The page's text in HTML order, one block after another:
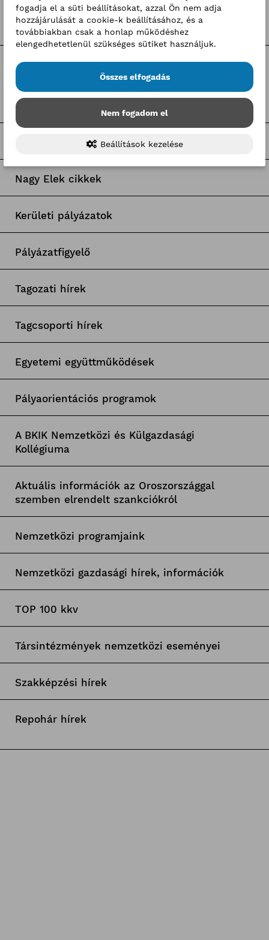
BKIK hírek
Címkék
Pályaorientációs hírek
BKIK Szakképzési Iroda pályázatok
Nagy Elek cikkek
Kerületi pályázatok
Pályázatfigyelő
Tagozati hírek
Tagcsoporti hírek
Egyetemi együttműködések
Pályaorientációs programok
A BKIK Nemzetközi és Külgazdasági
Kollégiuma
Aktuális információk az Oroszországgal
szemben elrendelt szankciókról
Nemzetközi programjaink
Nemzetközi gazdasági hírek, információk
TOP 100 kkv
Társintézmények nemzetközi eseményei
Szakképzési hírek
Repohár hírek
fogadja el a süti beállításokat, azzal Ön nem adja
hozzájárulását a cookie-k beállításához, és a
továbbiakban csak a honlap működéshez
elengedhetetlenül szükséges sütiket használjuk.
Összes elfogadás
Nem fogadom el
Beállítások kezelése